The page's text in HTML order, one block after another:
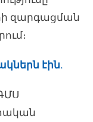
զարգացման
էին.